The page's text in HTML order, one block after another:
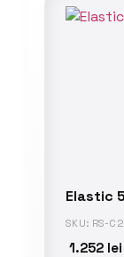
Elastic
SKU: RS-
1.252 lei